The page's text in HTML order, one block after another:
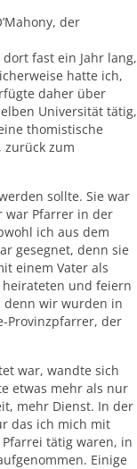
der
fast ein Jahr lang,
hatte ich,
daher über
Universität tätig,
thomistische
zurück zum
sollte. Sie war
war Pfarrer in der
ich aus dem
gesegnet, denn sie
einem Vater als
heirateten und feiern
denn wir wurden in
Provinzpfarrer, der
war, wandte sich
etwas mehr als nur
mehr Dienst. In der
das ich mich mit
tätig waren, in
Einige